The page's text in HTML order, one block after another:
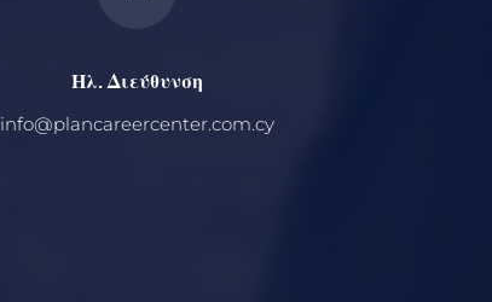
Ηλ. Διεύθυνση
info@plancareercenter.com.cy